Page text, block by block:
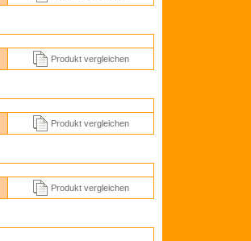
Produkt vergleichen
Produkt vergleichen
Produkt vergleichen